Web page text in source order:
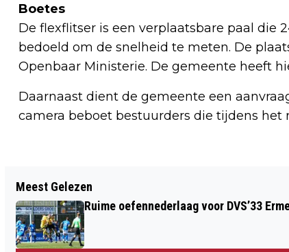
Boetes
De flexflitser is een verplaatsbare paal die
bedoeld om de snelheid te meten. De
Openbaar Ministerie. De gemeente heeft
Daarnaast dient de gemeente een
camera beboet bestuurders die tijdens het
WOENSDAG 18 FEBRUARI 2026:
ONTMOETING OVER ACTIEF
BURGERSCHAP
Meest Gelezen
Ruime oefennederlaag voor DVS’33